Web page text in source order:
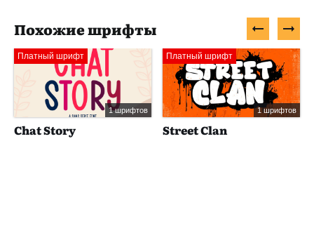
Похожие шрифты
Платный шрифт
1 шрифтов
Chat Story
Платный шрифт
1 шрифтов
Street Clan